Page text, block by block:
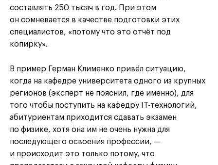
составлять 250 тысяч в год. При этом
он сомневается в качестве подготовки этих
специалистов, «потому что это отчёт под
копирку».
В пример Герман Клименко привёл ситуацию,
когда на кафедре университета одного из крупных
регионов (эксперт не пояснил, где именно), для
того чтобы поступить на кафедру IT-технологий,
абитуриентам приходится сдавать экзамен
по физике, хотя она им не очень нужна для
последующего освоения профессии, —
и происходит это только потому, что